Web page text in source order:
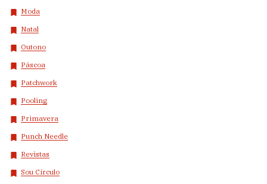
Moda
Natal
Outono
Páscoa
Patchwork
Pooling
Primavera
Punch Needle
Revistas
Sou Círculo